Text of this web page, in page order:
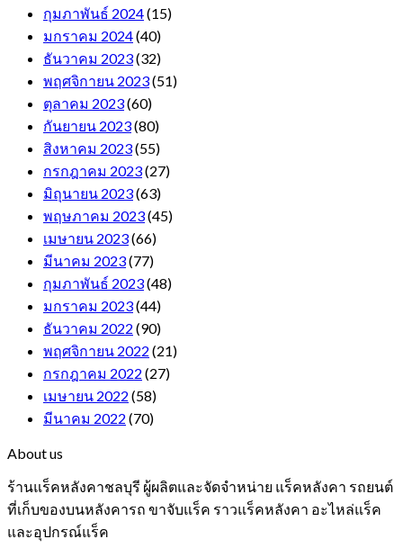
กุมภาพันธ์ 2024(15)
มกราคม 2024(40)
ธันวาคม 2023(32)
พฤศจิกายน 2023(51)
ตุลาคม 2023(60)
กันยายน 2023(80)
สิงหาคม 2023(55)
กรกฎาคม 2023(27)
มิถุนายน 2023(63)
พฤษภาคม 2023(45)
เมษายน 2023(66)
มีนาคม 2023(77)
กุมภาพันธ์ 2023(48)
มกราคม 2023(44)
ธันวาคม 2022 (90)
พฤศจิกายน 2022 (21)
กรกฎาคม 2022 (27)
เมษายน 2022 (58)
มีนาคม 2022 (70)
About us
ร้านแร็คหลังคาชลบุรี ผู้ผลิตและจัดจำหน่าย แร็คหลังคา รถยนต์
ที่เก็บของบนหลังคารถ ขาจับแร็ค ราวแร็คหลังคา อะไหล่แร็ค
และอุปกรณ์แร็ค